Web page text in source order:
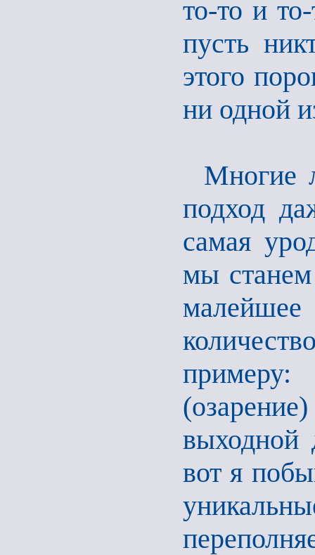
то-то и
пусть
этого
ни одной
Многие
подход
самая
мы
примеру:
выходной
вот я